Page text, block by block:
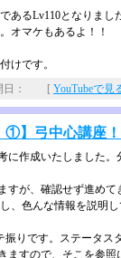
あるLv110となりまし
オマケもあるよ！！
けです。
日： [ YouTubeで見
①】弓中心講座
に作成いたしました
すが、確認せず進めて
、色んな情報を説明し
振りです。ステータ
ますので、そこを参